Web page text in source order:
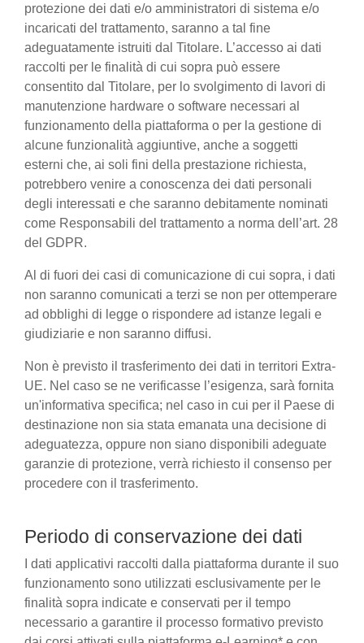
protezione dei dati e/o amministratori di sistema e/o
incaricati del trattamento, saranno a tal fine
adeguatamente istruiti dal Titolare. L’accesso ai dati
raccolti per le finalità di cui sopra può essere
consentito dal Titolare, per lo svolgimento di lavori di
manutenzione hardware o software necessari al
funzionamento della piattaforma o per la gestione di
alcune funzionalità aggiuntive, anche a soggetti
esterni che, ai soli fini della prestazione richiesta,
potrebbero venire a conoscenza dei dati personali
degli interessati e che saranno debitamente nominati
come Responsabili del trattamento a norma dell’art. 28
del GDPR.
Al di fuori dei casi di comunicazione di cui sopra, i dati
non saranno comunicati a terzi se non per ottemperare
ad obblighi di legge o rispondere ad istanze legali e
giudiziarie e non saranno diffusi.
Non è previsto il trasferimento dei dati in territori Extra-
UE. Nel caso se ne verificasse l’esigenza, sarà fornita
un'informativa specifica; nel caso in cui per il Paese di
destinazione non sia stata emanata una decisione di
adeguatezza, oppure non siano disponibili adeguate
garanzie di protezione, verrà richiesto il consenso per
procedere con il trasferimento.
Periodo di conservazione dei dati
I dati applicativi raccolti dalla piattaforma durante il suo
funzionamento sono utilizzati esclusivamente per le
finalità sopra indicate e conservati per il tempo
necessario a garantire il processo formativo previsto